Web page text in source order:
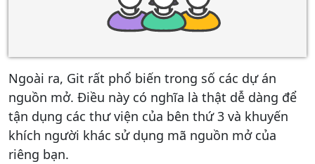
Ngoài ra, Git rất phổ biến trong số các dự án
nguồn mở. Điều này có nghĩa là thật dễ dàng để
tận dụng các thư viện của bên thứ 3 và khuyến
khích người khác sử dụng mã nguồn mở của
riêng bạn.